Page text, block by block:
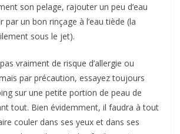
son pelage, rajouter un peu d’eau
par un bon rinçage à l’eau tiède (la
sous le jet).
vraiment de risque d’allergie ou
par précaution, essayez toujours
sur une petite portion de peau de
tout. Bien évidemment, il faudra à tout
couler dans ses yeux et dans ses